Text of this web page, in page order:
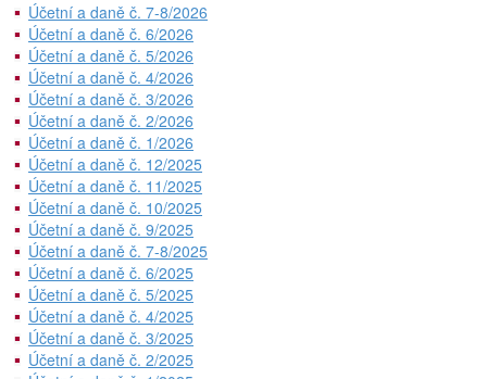
Účetní a daně č. 7-8/2026
Účetní a daně č. 6/2026
Účetní a daně č. 5/2026
Účetní a daně č. 4/2026
Účetní a daně č. 3/2026
Účetní a daně č. 2/2026
Účetní a daně č. 1/2026
Účetní a daně č. 12/2025
Účetní a daně č. 11/2025
Účetní a daně č. 10/2025
Účetní a daně č. 9/2025
Účetní a daně č. 7-8/2025
Účetní a daně č. 6/2025
Účetní a daně č. 5/2025
Účetní a daně č. 4/2025
Účetní a daně č. 3/2025
Účetní a daně č. 2/2025